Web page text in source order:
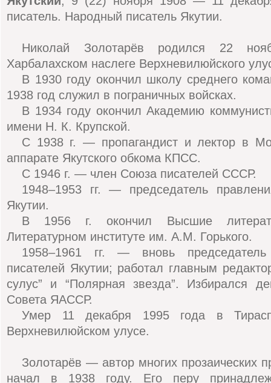
писатель. Народный писатель Якутии.
Николай Золотарёв родился 22
Харбалахском наслеге Верхневилюйского
В 1930 году окончил школу среднего
1938 год служил в пограничных войсках.
В 1934 году окончил Академию
имени Н. К. Крупской.
C 1938 г. — пропагандист и лектор в
аппарате Якутского обкома КПСС.
C 1946 г. — член Союза писателей СССР.
1948–1953 гг. — председатель
Якутии.
В 1956 г. окончил Высшие
Литературном институте им. А.М. Горького.
1958–1961 гг. — вновь
писателей Якутии; работал главным
сулус” и “Полярная звезда”. Избирался
Совета ЯАССР.
Умер 11 декабря 1995 года в
Верхневилюйском улусе.
Золотарёв — автор многих прозаических
начал в 1938 году. Его перу